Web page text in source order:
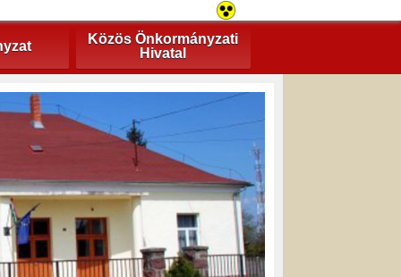
Közös Önkormányzati
Hivatal